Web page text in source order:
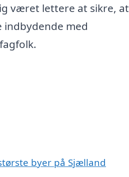
været lettere at sikre, at
med
byer på Sjælland